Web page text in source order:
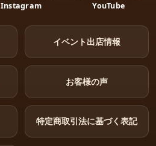
Instagram YouTube
イベント出店情報
お客様の声
特定商取引法に基づく表記